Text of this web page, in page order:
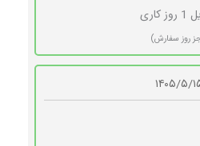
روز سفارش)
۵/۱۵